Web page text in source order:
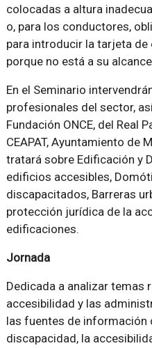
colocadas a altura
o, para los conductores,
para introducir la tarjeta de
porque no está a su
En el Seminario
profesionales del sector,
Fundación ONCE, del Real
CEAPAT, Ayuntamiento de
tratará sobre Edificación y
edificios accesibles,
discapacitados, Barreras
protección jurídica de la
edificaciones.
Jornada
Dedicada a analizar temas
accesibilidad y las
las fuentes de información
discapacidad, la